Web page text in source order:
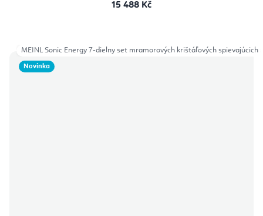
15 488 Kč
Novinka
MEINL Sonic Energy 7-dielny set mramorových krištáľových spievajúcich